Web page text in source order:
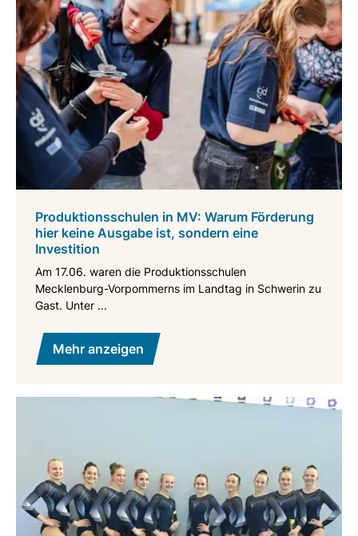
Produktionsschulen in MV: Warum Förderung
hier keine Ausgabe ist, sondern eine
Investition
Am 17.06. waren die Produktionsschulen
Mecklenburg-Vorpommerns im Landtag in Schwerin zu
Gast. Unter ...
Mehr anzeigen